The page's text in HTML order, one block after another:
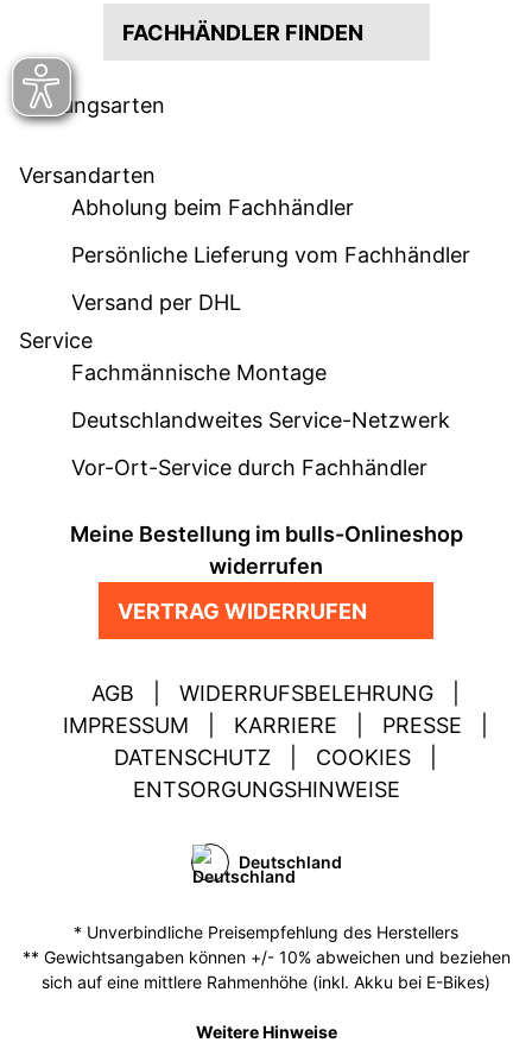
FACHHÄNDLER FINDEN
Zahlungsarten
Versandarten
Abholung beim Fachhändler
Persönliche Lieferung vom Fachhändler
Versand per DHL
Service
Fachmännische Montage
Deutschlandweites Service-Netzwerk
Vor-Ort-Service durch Fachhändler
Meine Bestellung im bulls-Onlineshop
widerrufen
VERTRAG WIDERRUFEN
AGB WIDERRUFSBELEHRUNG
IMPRESSUM
KARRIERE PRESSE
DATENSCHUTZ
COOKIES
ENTSORGUNGSHINWEISE
Deutschland
* Unverbindliche Preisempfehlung des Herstellers
** Gewichtsangaben können +/- 10% abweichen und beziehen
sich auf eine mittlere Rahmenhöhe (inkl. Akku bei E-Bikes)
Weitere Hinweise